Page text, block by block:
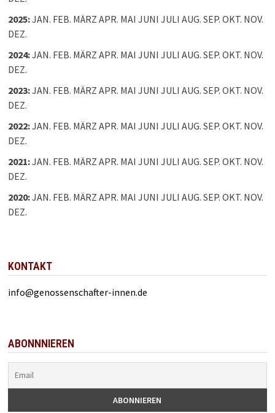
2025:JAN. FEB. MÄRZ APR. MAI JUNI JULI AUG. SEP. OKT. NOV.
DEZ.
2024:JAN. FEB. MÄRZ APR. MAI JUNI JULI AUG. SEP. OKT. NOV.
DEZ.
2023:JAN. FEB. MÄRZ APR. MAI JUNI JULI AUG. SEP. OKT. NOV.
DEZ.
2022:JAN. FEB. MÄRZ APR. MAI JUNI JULI AUG. SEP. OKT. NOV.
DEZ.
2021:JAN. FEB. MÄRZ APR. MAI JUNI JULI AUG. SEP. OKT. NOV.
DEZ.
2020:JAN. FEB. MÄRZ APR. MAI JUNI JULI AUG. SEP. OKT. NOV.
DEZ.
KONTAKT
info@genossenschafter-innen.de
ABONNNIEREN